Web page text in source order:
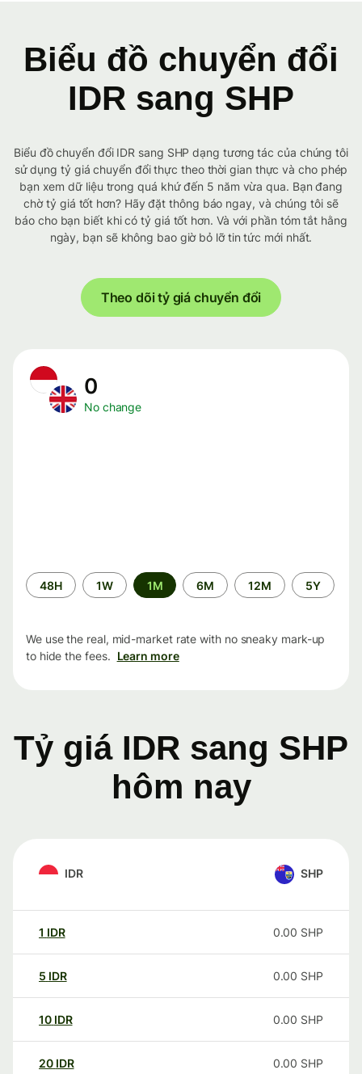
Biểu đồ chuyển đổi
IDR sang SHP
Biểu đồ chuyển đổi IDR sang SHP dạng tương tác của chúng tôi
sử dụng tỷ giá chuyển đổi thực theo thời gian thực và cho phép
bạn xem dữ liệu trong quá khứ đến 5 năm vừa qua. Bạn đang
chờ tỷ giá tốt hơn? Hãy đặt thông báo ngay, và chúng tôi sẽ
báo cho bạn biết khi có tỷ giá tốt hơn. Và với phần tóm tắt hằng
ngày, bạn sẽ không bao giờ bỏ lỡ tin tức mới nhất.
Theo dõi tỷ giá chuyển đổi
0
No change
Time
period
48H 1W 1M 6M 12M 5Y
We use the real, mid-market rate with no sneaky mark-up
to hide the fees. Learn more
Tỷ giá IDR sang SHP
hôm nay
IDR SHP
1 IDR 0.00 SHP
5 IDR 0.00 SHP
10 IDR 0.00 SHP
20 IDR 0.00 SHP